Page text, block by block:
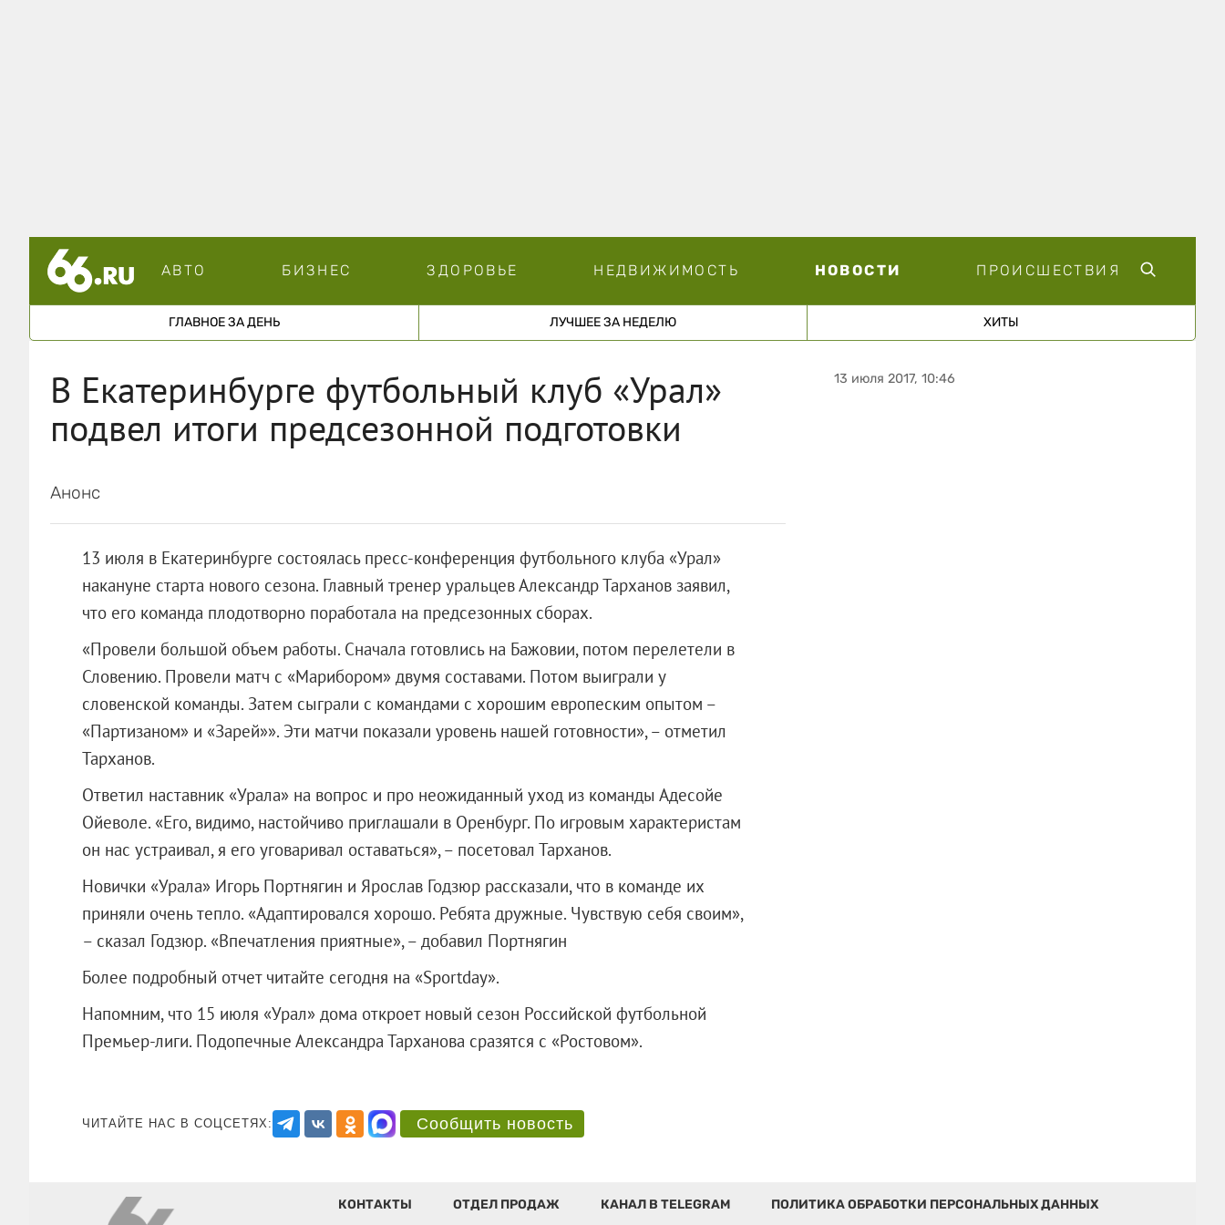
АВТО БИЗНЕС ЗДОРОВЬЕ НЕДВИЖИМОСТЬ НОВОСТИ ПРОИСШЕСТВИЯ
ГЛАВНОЕ ЗА ДЕНЬ ЛУЧШЕЕ ЗА НЕДЕЛЮ ХИТЫ
В Екатеринбурге футбольный клуб «Урал»
подвел итоги предсезонной подготовки
Анонс
13 июля в Екатеринбурге состоялась пресс-конференция футбольного клуба «Урал»
накануне старта нового сезона. Главный тренер уральцев Александр Тарханов заявил,
что его команда плодотворно поработала на предсезонных сборах.
«Провели большой объем работы. Сначала готовлись на Бажовии, потом перелетели в
Словению. Провели матч с «Марибором» двумя составами. Потом выиграли у
словенской команды. Затем сыграли с командами с хорошим европеским опытом –
«Партизаном» и «Зарей»». Эти матчи показали уровень нашей готовности», – отметил
Тарханов.
Ответил наставник «Урала» на вопрос и про неожиданный уход из команды Адесойе
Ойеволе. «Его, видимо, настойчиво приглашали в Оренбург. По игровым характеристам
он нас устраивал, я его уговаривал оставаться», – посетовал Тарханов.
Новички «Урала» Игорь Портнягин и Ярослав Годзюр рассказали, что в команде их
приняли очень тепло. «Адаптировался хорошо. Ребята дружные. Чувствую себя своим»,
– сказал Годзюр. «Впечатления приятные», – добавил Портнягин
Более подробный отчет читайте сегодня на «Sportday».
Напомним, что 15 июля «Урал» дома откроет новый сезон Российской футбольной
Премьер-лиги. Подопечные Александра Тарханова сразятся с «Ростовом».
ЧИТАЙТЕ НАС В СОЦСЕТЯХ: Сообщить новость
13 июля 2017, 10:46
КОНТАКТЫ ОТДЕЛ ПРОДАЖ КАНАЛ В TELEGRAM ПОЛИТИКА ОБРАБОТКИ ПЕРСОНАЛЬНЫХ ДАННЫХ